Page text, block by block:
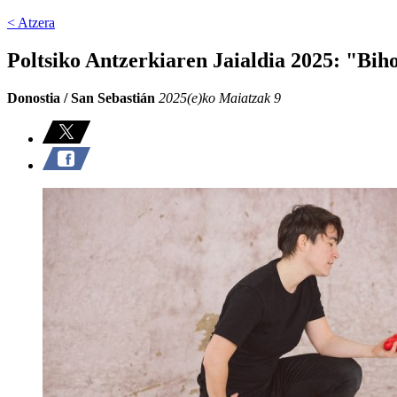
< Atzera
Poltsiko Antzerkiaren Jaialdia 2025:
Donostia / San Sebastián 2025(e)ko Maiatzak 9